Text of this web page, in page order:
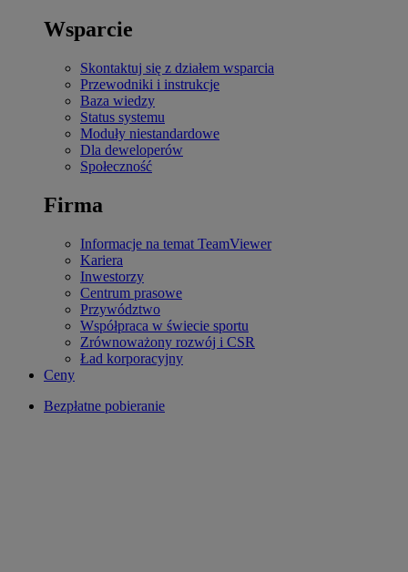
Wsparcie
Skontaktuj się z działem wsparcia
Przewodniki i instrukcje
Baza wiedzy
Status systemu
Moduły niestandardowe
Dla deweloperów
Społeczność
Firma
Informacje na temat TeamViewer
Kariera
Inwestorzy
Centrum prasowe
Przywództwo
Współpraca w świecie sportu
Zrównoważony rozwój i CSR
Ład korporacyjny
Ceny
Bezpłatne pobieranie